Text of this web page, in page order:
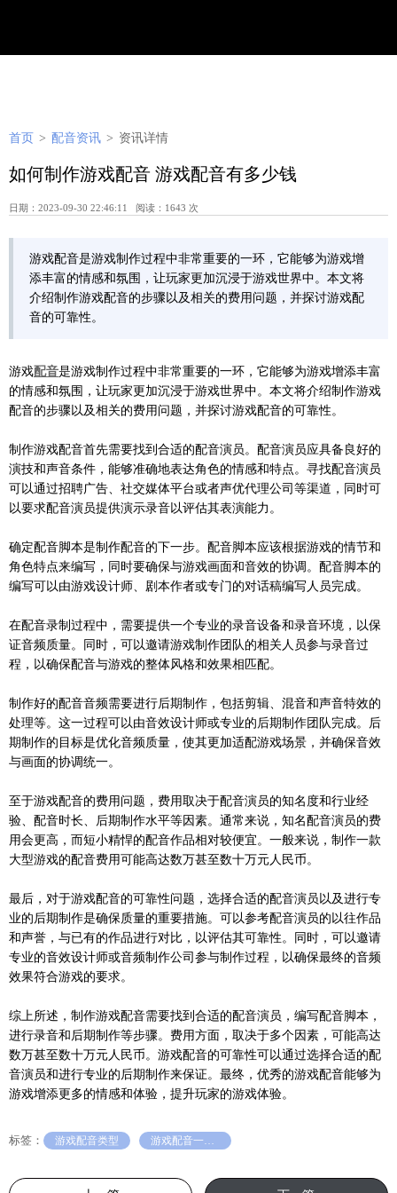
首页 > 配音资讯 > 资讯详情
如何制作游戏配音 游戏配音有多少钱
日期：2023-09-30 22:46:11 阅读：1643 次
游戏配音是游戏制作过程中非常重要的一环，它能够为游戏增
添丰富的情感和氛围，让玩家更加沉浸于游戏世界中。本文将
介绍制作游戏配音的步骤以及相关的费用问题，并探讨游戏配
音的可靠性。
游戏配音是游戏制作过程中非常重要的一环，它能够为游戏增添丰富
的情感和氛围，让玩家更加沉浸于游戏世界中。本文将介绍制作游戏
配音的步骤以及相关的费用问题，并探讨游戏配音的可靠性。
制作游戏配音首先需要找到合适的配音演员。配音演员应具备良好的
演技和声音条件，能够准确地表达角色的情感和特点。寻找配音演员
可以通过招聘广告、社交媒体平台或者声优代理公司等渠道，同时可
以要求配音演员提供演示录音以评估其表演能力。
确定配音脚本是制作配音的下一步。配音脚本应该根据游戏的情节和
角色特点来编写，同时要确保与游戏画面和音效的协调。配音脚本的
编写可以由游戏设计师、剧本作者或专门的对话稿编写人员完成。
在配音录制过程中，需要提供一个专业的录音设备和录音环境，以保
证音频质量。同时，可以邀请游戏制作团队的相关人员参与录音过
程，以确保配音与游戏的整体风格和效果相匹配。
制作好的配音音频需要进行后期制作，包括剪辑、混音和声音特效的
处理等。这一过程可以由音效设计师或专业的后期制作团队完成。后
期制作的目标是优化音频质量，使其更加适配游戏场景，并确保音效
与画面的协调统一。
至于游戏配音的费用问题，费用取决于配音演员的知名度和行业经
验、配音时长、后期制作水平等因素。通常来说，知名配音演员的费
用会更高，而短小精悍的配音作品相对较便宜。一般来说，制作一款
大型游戏的配音费用可能高达数万甚至数十万元人民币。
最后，对于游戏配音的可靠性问题，选择合适的配音演员以及进行专
业的后期制作是确保质量的重要措施。可以参考配音演员的以往作品
和声誉，与已有的作品进行对比，以评估其可靠性。同时，可以邀请
专业的音效设计师或音频制作公司参与制作过程，以确保最终的音频
效果符合游戏的要求。
综上所述，制作游戏配音需要找到合适的配音演员，编写配音脚本，
进行录音和后期制作等步骤。费用方面，取决于多个因素，可能高达
数万甚至数十万元人民币。游戏配音的可靠性可以通过选择合适的配
音演员和进行专业的后期制作来保证。最终，优秀的游戏配音能够为
游戏增添更多的情感和体验，提升玩家的游戏体验。
标签： 游戏配音类型